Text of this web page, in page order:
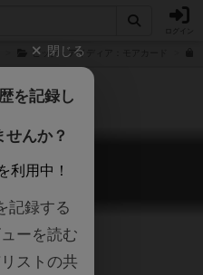
ビッグ・アイディア：モアカード
ディア
Idea
閉じる
を記録し
せんか？
利用中！
記録する
ーを読む
ストの共